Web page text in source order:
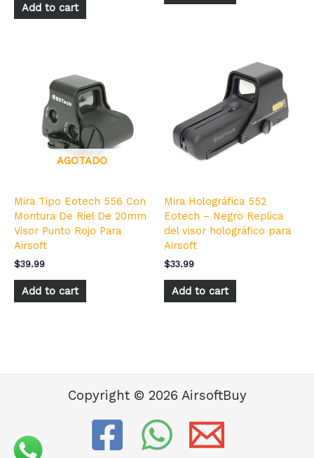
Add to cart
AGOTADO
Mira Tipo Eotech 556 Con
Montura De Riel De 20mm
Visor Punto Rojo Para
Airsoft
$39.99
Add to cart
Mira Holográfica 552
Eotech – Negro Replica
del visor holográfico para
Airsoft
$33.99
Add to cart
Copyright © 2026 AirsoftBuy